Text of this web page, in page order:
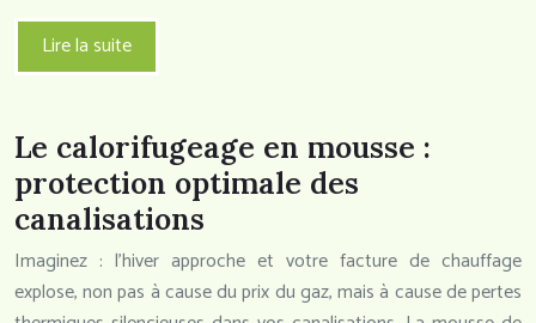
Lire la suite
Le calorifugeage en mousse :
protection optimale des
canalisations
Imaginez : l’hiver approche et votre facture de chauffage
explose, non pas à cause du prix du gaz, mais à cause de pertes